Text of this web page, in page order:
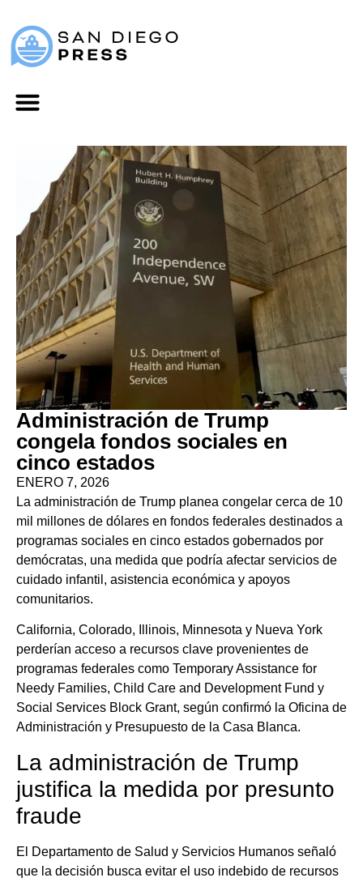
Administración de Trump
congela fondos sociales en
cinco estados
ENERO 7, 2026
La administración de Trump planea congelar cerca de 10
mil millones de dólares en fondos federales destinados a
programas sociales en cinco estados gobernados por
demócratas, una medida que podría afectar servicios de
cuidado infantil, asistencia económica y apoyos
comunitarios.
California, Colorado, Illinois, Minnesota y Nueva York
perderían acceso a recursos clave provenientes de
programas federales como Temporary Assistance for
Needy Families, Child Care and Development Fund y
Social Services Block Grant, según confirmó la Oficina de
Administración y Presupuesto de la Casa Blanca.
La administración de Trump
justifica la medida por presunto
fraude
El Departamento de Salud y Servicios Humanos señaló
que la decisión busca evitar el uso indebido de recursos